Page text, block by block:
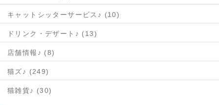
キャットシッターサービス♪ (10)
ドリンク・デザート♪ (13)
店舗情報♪ (8)
猫ズ♪ (249)
猫雑貨♪ (30)